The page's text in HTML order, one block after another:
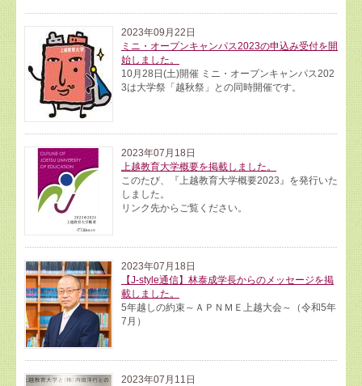
2023年09月22日
ミニ・オープンキャンパス2023の申込み受付を開
始しました。
10月28日(土)開催 ミニ・オープンキャンパス202
3は大学祭「越秋祭」との同時開催です。
2023年07月18日
上越教育大学概要を掲載しました。
このたび、『上越教育大­学概要2023』を発行いた
しました。
リンク先からご覧ください。
2023年07月18日
【J-style通信】林泰成学長からのメッセージを掲
載しました。
5年越しの約束～ＡＰＮＭＥ上越大会～（令和5年
7月）
2023年07月11日